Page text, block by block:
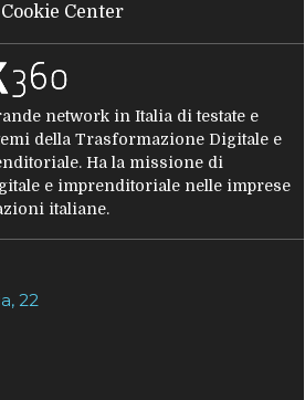
Cookie Center
network in Italia di testate e
della Trasformazione Digitale e
Ha la missione di
e imprenditoriale nelle imprese
italiane.
22